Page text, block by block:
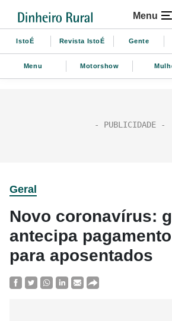
Menu
IstoÉ Revista IstoÉ Gente
Menu Motorshow
Geral
Novo coronavírus:
antecipa
para aposentados